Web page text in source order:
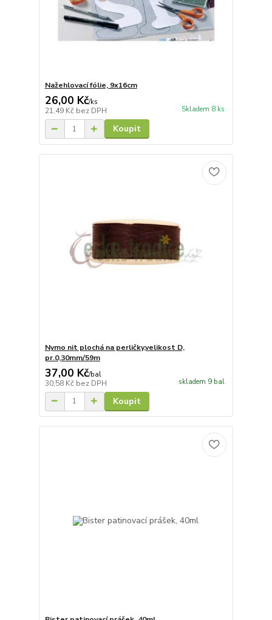
Nažehlovací fólie, 9x16cm
26,00 Kč/ks
21,49 Kč bez DPH Skladem 8 ks
Koupit
Nymo nit plochá na perličky,velikost D,
pr.0,30mm/59m
37,00 Kč/bal
30,58 Kč bez DPH skladem 9 bal
Koupit